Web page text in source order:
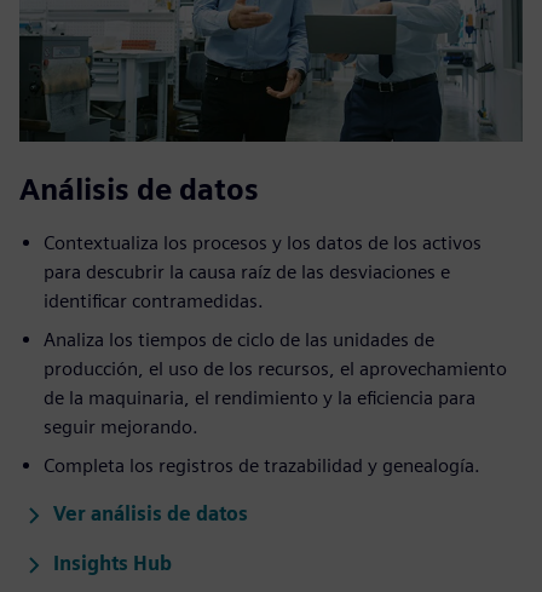
Análisis de datos
Contextualiza los procesos y los datos de los activos
para descubrir la causa raíz de las desviaciones e
identificar contramedidas.
Analiza los tiempos de ciclo de las unidades de
producción, el uso de los recursos, el aprovechamiento
de la maquinaria, el rendimiento y la eficiencia para
seguir mejorando.
Completa los registros de trazabilidad y genealogía.
Ver análisis de datos
Insights Hub